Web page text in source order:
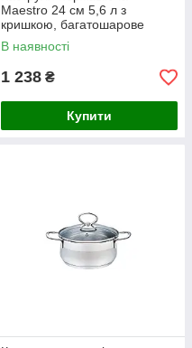
Maestro 24 см 5,6 л з
кришкою, багатошарове
термоакумулююче дно MR-
3507-24
В наявності
1 238 ₴
Купити